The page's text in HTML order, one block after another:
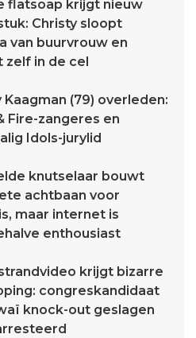
flatsoap krijgt nieuw
Christy sloopt
van buurvrouw en
zelf in de cel
Kaagman (79) overleden:
Fire-zangeres en
Idols-jurylid
knutselaar bouwt
achtbaan voor
maar internet is
enthousiast
krijgt bizarre
congreskandidaat
knock-out geslagen